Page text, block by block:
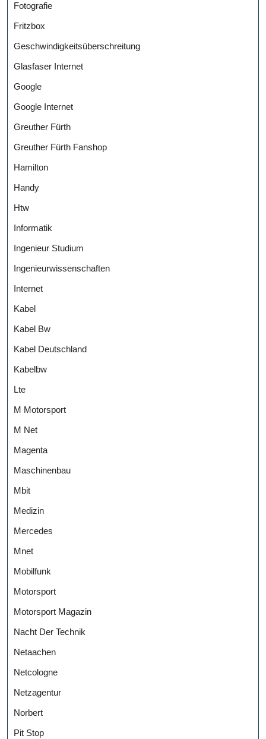
Fotografie
Fritzbox
Geschwindigkeitsüberschreitung
Glasfaser Internet
Google
Google Internet
Greuther Fürth
Greuther Fürth Fanshop
Hamilton
Handy
Htw
Informatik
Ingenieur Studium
Ingenieurwissenschaften
Internet
Kabel
Kabel Bw
Kabel Deutschland
Kabelbw
Lte
M Motorsport
M Net
Magenta
Maschinenbau
Mbit
Medizin
Mercedes
Mnet
Mobilfunk
Motorsport
Motorsport Magazin
Nacht Der Technik
Netaachen
Netcologne
Netzagentur
Norbert
Pit Stop